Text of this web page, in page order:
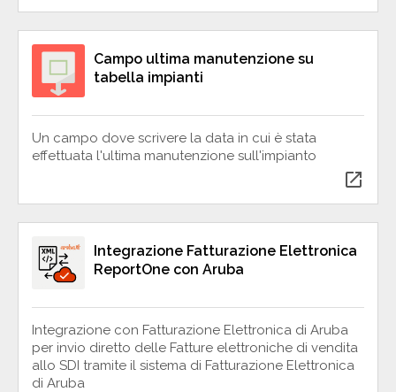
Campo ultima manutenzione su
tabella impianti
Un campo dove scrivere la data in cui è stata
effettuata l'ultima manutenzione sull'impianto
open_in_new
Integrazione Fatturazione Elettronica
ReportOne con Aruba
Integrazione con Fatturazione Elettronica di Aruba
per invio diretto delle Fatture elettroniche di vendita
allo SDI tramite il sistema di Fatturazione Elettronica
di Aruba